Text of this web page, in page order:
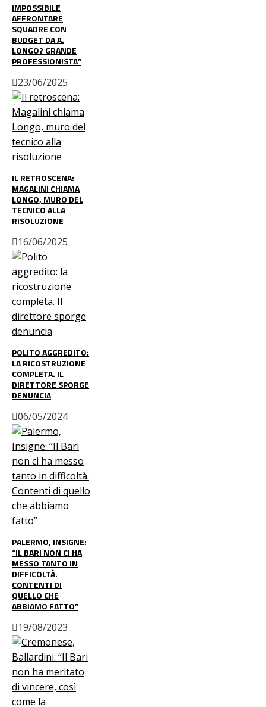
IMPOSSIBILE
AFFRONTARE
SQUADRE CON
BUDGET DA A.
LONGO? GRANDE
PROFESSIONISTA”
23/06/2025
IL RETROSCENA:
MAGALINI CHIAMA
LONGO, MURO DEL
TECNICO ALLA
RISOLUZIONE
16/06/2025
POLITO AGGREDITO:
LA RICOSTRUZIONE
COMPLETA. IL
DIRETTORE SPORGE
DENUNCIA
06/05/2024
PALERMO, INSIGNE:
“IL BARI NON CI HA
MESSO TANTO IN
DIFFICOLTÀ.
CONTENTI DI
QUELLO CHE
ABBIAMO FATTO”
19/08/2023